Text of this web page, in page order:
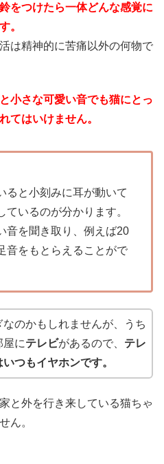
鈴をつけたら一体どんな感覚に
。
は精神的に苦痛以外の何物で
小さな可愛い音でも猫にとっ
てはいけません。
ると小刻みに耳が動いて
いるのが分かります。
音を聞き取り、例えば20
音をもとらえることがで
なのかもしれませんが、うち
屋にテレビがあるので、 テレ
つもイヤホンです。
と外を行き来している猫ちゃ
ん。